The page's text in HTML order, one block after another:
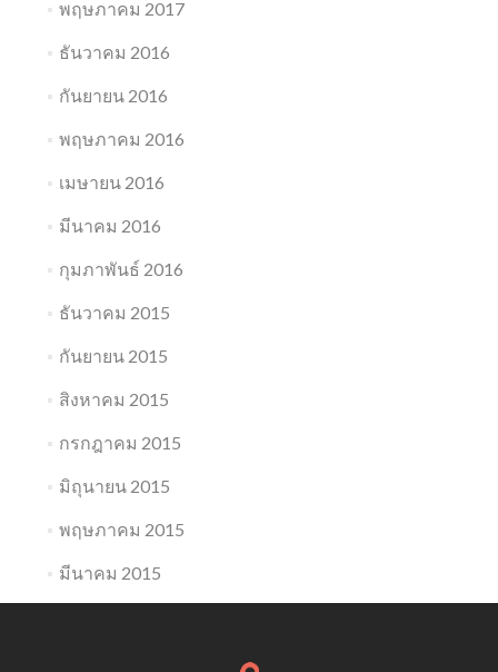
พฤษภาคม 2017
ธันวาคม 2016
กันยายน 2016
พฤษภาคม 2016
เมษายน 2016
มีนาคม 2016
กุมภาพันธ์ 2016
ธันวาคม 2015
กันยายน 2015
สิงหาคม 2015
กรกฎาคม 2015
มิถุนายน 2015
พฤษภาคม 2015
มีนาคม 2015